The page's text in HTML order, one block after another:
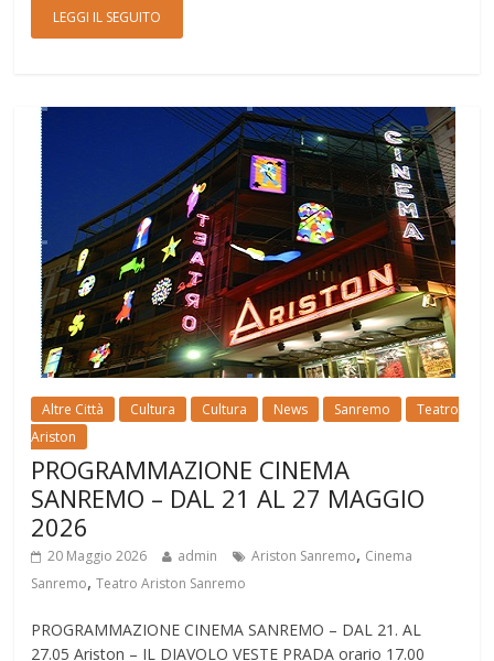
LEGGI IL SEGUITO
Altre Città Cultura Cultura News Sanremo
Teatro
Ariston
PROGRAMMAZIONE CINEMA
SANREMO – DAL 21 AL 27 MAGGIO
2026
20 Maggio 2026 admin Ariston Sanremo, Cinema
Sanremo,Teatro Ariston Sanremo
PROGRAMMAZIONE CINEMA SANREMO – DAL 21. AL
27.05 Ariston – IL DIAVOLO VESTE PRADA orario 17.00